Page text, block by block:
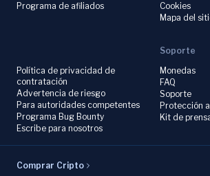
Programa de afiliados
Cookies
Mapa del
Política de privacidad de
contratación
Advertencia de riesgo
Para autoridades competentes
Programa Bug Bounty
Escribe para nosotros
Soporte
Monedas
FAQ
Soporte
Protección
Kit de
Comprar Cripto